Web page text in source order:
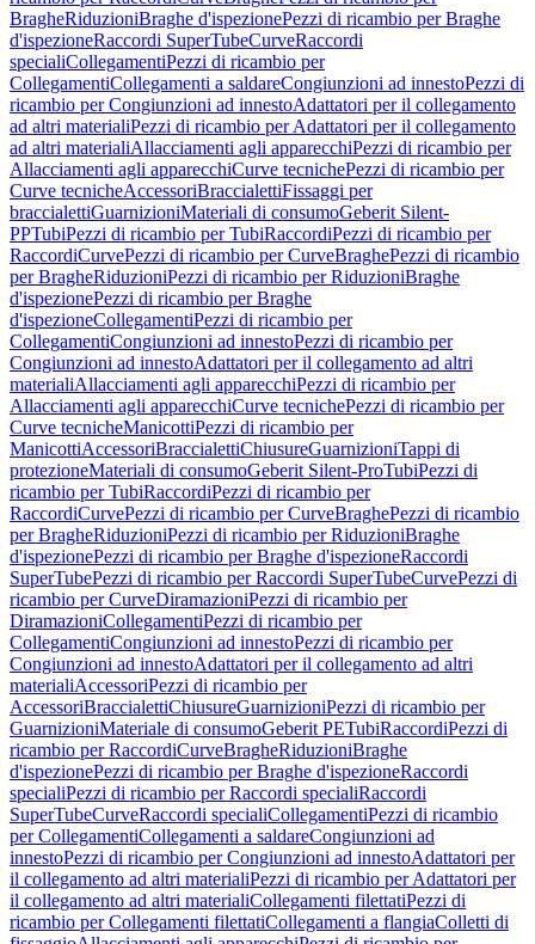
BragheRiduzioniBraghe d'ispezionePezzi di ricambio per Braghe
d'ispezioneRaccordi SuperTubeCurveRaccordi
specialiCollegamentiPezzi di ricambio per
CollegamentiCollegamenti a saldareCongiunzioni ad innestoPezzi di
ricambio per Congiunzioni ad innestoAdattatori per il collegamento
ad altri materialiPezzi di ricambio per Adattatori per il collegamento
ad altri materialiAllacciamenti agli apparecchiPezzi di ricambio per
Allacciamenti agli apparecchiCurve tecnichePezzi di ricambio per
Curve tecnicheAccessoriBraccialettiFissaggi per
braccialettiGuarnizioniMateriali di consumoGeberit Silent-
PPTubiPezzi di ricambio per TubiRaccordiPezzi di ricambio per
RaccordiCurvePezzi di ricambio per CurveBraghePezzi di ricambio
per BragheRiduzioniPezzi di ricambio per RiduzioniBraghe
d'ispezionePezzi di ricambio per Braghe
d'ispezioneCollegamentiPezzi di ricambio per
CollegamentiCongiunzioni ad innestoPezzi di ricambio per
Congiunzioni ad innestoAdattatori per il collegamento ad altri
materialiAllacciamenti agli apparecchiPezzi di ricambio per
Allacciamenti agli apparecchiCurve tecnichePezzi di ricambio per
Curve tecnicheManicottiPezzi di ricambio per
ManicottiAccessoriBraccialettiChiusureGuarnizioniTappi di
protezioneMateriali di consumoGeberit Silent-ProTubiPezzi di
ricambio per TubiRaccordiPezzi di ricambio per
RaccordiCurvePezzi di ricambio per CurveBraghePezzi di ricambio
per BragheRiduzioniPezzi di ricambio per RiduzioniBraghe
d'ispezionePezzi di ricambio per Braghe d'ispezioneRaccordi
SuperTubePezzi di ricambio per Raccordi SuperTubeCurvePezzi di
ricambio per CurveDiramazioniPezzi di ricambio per
DiramazioniCollegamentiPezzi di ricambio per
CollegamentiCongiunzioni ad innestoPezzi di ricambio per
Congiunzioni ad innestoAdattatori per il collegamento ad altri
materialiAccessoriPezzi di ricambio per
AccessoriBraccialettiChiusureGuarnizioniPezzi di ricambio per
GuarnizioniMateriale di consumoGeberit PETubiRaccordiPezzi di
ricambio per RaccordiCurveBragheRiduzioniBraghe
d'ispezionePezzi di ricambio per Braghe d'ispezioneRaccordi
specialiPezzi di ricambio per Raccordi specialiRaccordi
SuperTubeCurveRaccordi specialiCollegamentiPezzi di ricambio
per CollegamentiCollegamenti a saldareCongiunzioni ad
innestoPezzi di ricambio per Congiunzioni ad innestoAdattatori per
il collegamento ad altri materialiPezzi di ricambio per Adattatori per
il collegamento ad altri materialiCollegamenti filettatiPezzi di
ricambio per Collegamenti filettatiCollegamenti a flangiaColletti di